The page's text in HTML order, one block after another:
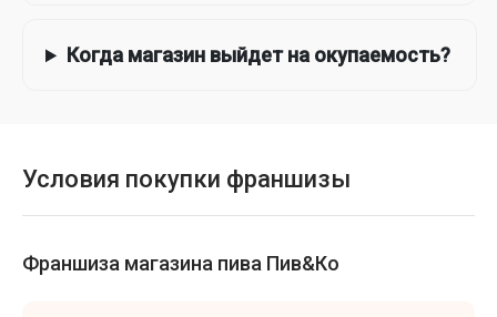
Когда магазин выйдет на окупаемость?
Условия покупки франшизы
Франшиза магазина пива Пив&Ко